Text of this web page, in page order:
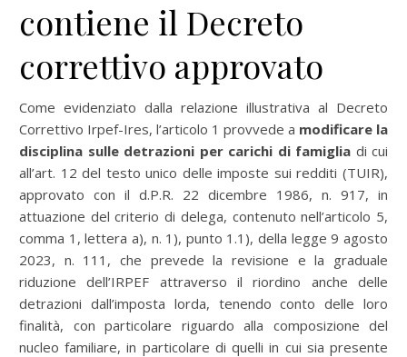
contiene il Decreto
correttivo approvato
Come evidenziato dalla relazione illustrativa al Decreto
Correttivo Irpef-Ires, l’articolo 1 provvede a modificare la
disciplina sulle detrazioni per carichi di famiglia di cui
all’art. 12 del testo unico delle imposte sui redditi (TUIR),
approvato con il d.P.R. 22 dicembre 1986, n. 917, in
attuazione del criterio di delega, contenuto nell’articolo 5,
comma 1, lettera a), n. 1), punto 1.1), della legge 9 agosto
2023, n. 111, che prevede la revisione e la graduale
riduzione dell’IRPEF attraverso il riordino anche delle
detrazioni dall’imposta lorda, tenendo conto delle loro
finalità, con particolare riguardo alla composizione del
nucleo familiare, in particolare di quelli in cui sia presente